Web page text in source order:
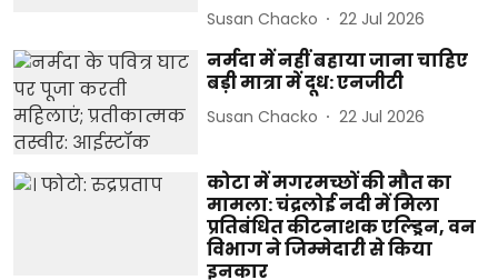
Susan Chacko 22 Jul 2026
नर्मदा में नहीं बहाया जाना चाहिए
बड़ी मात्रा में दूध: एनजीटी
Susan Chacko 22 Jul 2026
कोटा में मगरमच्छों की मौत का
मामला: चंद्रलोई नदी में मिला
प्रतिबंधित कीटनाशक एल्ड्रिन, वन
विभाग ने जिम्मेदारी से किया
इनकार